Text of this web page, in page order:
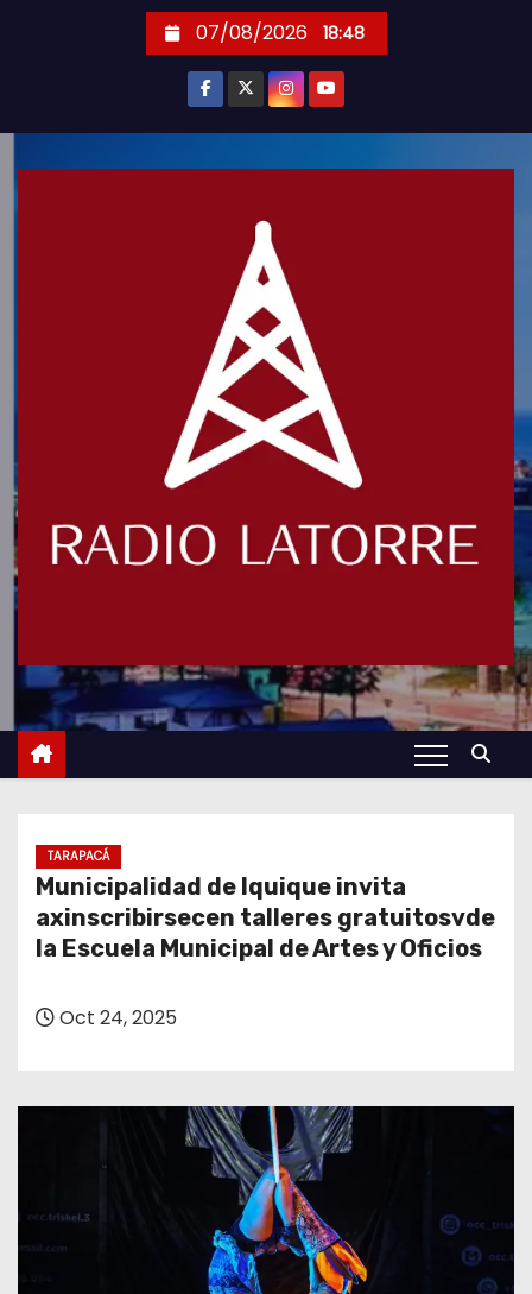
07/08/2026 18:48
TARAPACÁ
Municipalidad de Iquique invita
axinscribirsecen talleres gratuitosvde
la Escuela Municipal de Artes y Oficios
Oct 24, 2025